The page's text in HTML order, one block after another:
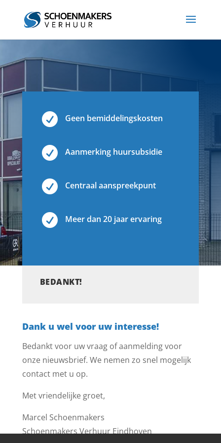
 Geen bemiddelingskosten
 Aanmerking huursubsidie
 Centraal aanspreekpunt
 Meer dan 20 jaar ervaring
BEDANKT!
Dank u wel voor uw interesse!
Bedankt voor uw vraag of aanmelding voor
onze nieuwsbrief. We nemen zo snel mogelijk
contact met u op.
Met vriendelijke groet,
Marcel Schoenmakers
Schoenmakers Verhuur Eindhoven